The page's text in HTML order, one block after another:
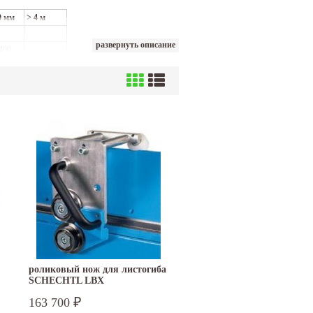
мм
> 4 м
RAS XXL
развернуть описание
роликовый нож для листогиба
SCHECHTL LBX
163 700 ₽